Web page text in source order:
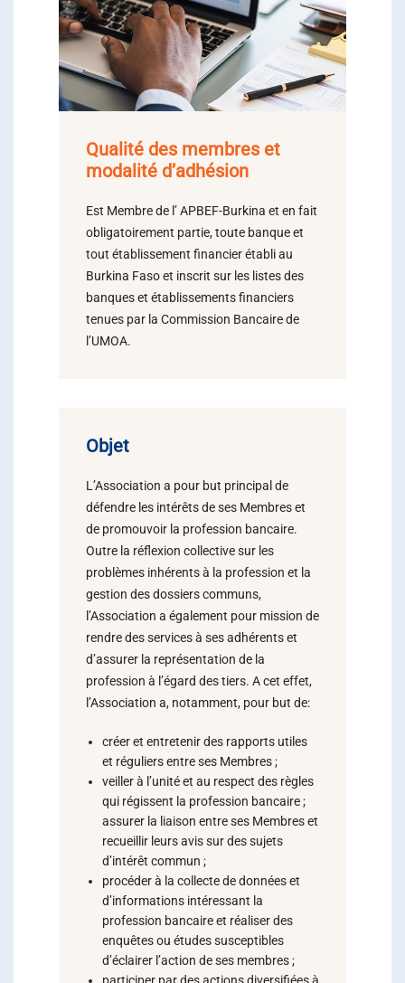
Qualité des membres et
modalité d’adhésion
Est Membre de l’ APBEF-Burkina et en fait
obligatoirement partie, toute banque et
tout établissement financier établi au
Burkina Faso et inscrit sur les listes des
banques et établissements financiers
tenues par la Commission Bancaire de
l’UMOA.
Objet
L’Association a pour but principal de
défendre les intérêts de ses Membres et
de promouvoir la profession bancaire.
Outre la réflexion collective sur les
problèmes inhérents à la profession et la
gestion des dossiers communs,
l’Association a également pour mission de
rendre des services à ses adhérents et
d’assurer la représentation de la
profession à l’égard des tiers. A cet effet,
l’Association a, notamment, pour but de:
créer et entretenir des rapports utiles
et réguliers entre ses Membres ;
veiller à l’unité et au respect des règles
qui régissent la profession bancaire ;
assurer la liaison entre ses Membres et
recueillir leurs avis sur des sujets
d’intérêt commun ;
procéder à la collecte de données et
d’informations intéressant la
profession bancaire et réaliser des
enquêtes ou études susceptibles
d’éclairer l’action de ses membres ;